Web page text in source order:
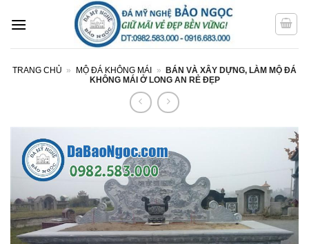
qua
TRANG CHỦ » MỘ ĐÁ KHÔNG MÁI »
BÁN VÀ XÂY DỰNG, LÀM MỘ ĐÁ
KHÔNG MÁI Ở LONG AN RẺ ĐẸP